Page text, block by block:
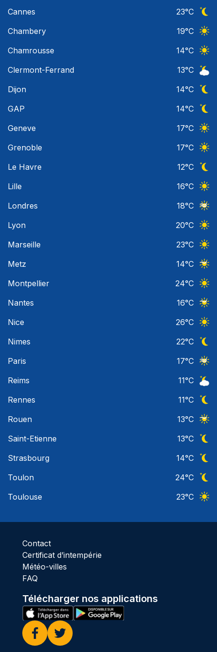
Cannes
23°C
Chambery
19°C
Chamrousse
14°C
Clermont-Ferrand
13°C
Dijon
14°C
GAP
14°C
Geneve
17°C
Grenoble
17°C
Le Havre
12°C
Lille
16°C
Londres
18°C
Lyon
20°C
Marseille
23°C
Metz
14°C
Montpellier
24°C
Nantes
16°C
Nice
26°C
Nimes
22°C
Paris
17°C
Reims
11°C
Rennes
11°C
Rouen
13°C
Saint-Etienne
13°C
Strasbourg
14°C
Toulon
24°C
Toulouse
23°C
Contact
Certificat d’intempérie
Météo-villes
FAQ
Télécharger nos applications
Facebook
Twitter